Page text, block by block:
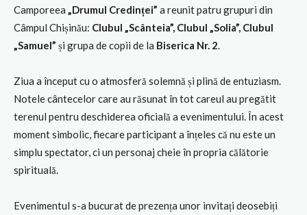
Camporeea „Drumul Credinței” a reunit patru grupuri din
Câmpul Chișinău: Clubul „Scânteia”, Clubul „Solia”, Clubul
„Samuel” și grupa de copii de la Biserica Nr. 2.
Ziua a început cu o atmosferă solemnă și plină de entuziasm.
Notele cântecelor care au răsunat în tot careul au pregătit
terenul pentru deschiderea oficială a evenimentului. În acest
moment simbolic, fiecare participant a înțeles că nu este un
simplu spectator, ci un personaj cheie în propria călătorie
spirituală.
Evenimentul s-a bucurat de prezența unor invitați deosebiți